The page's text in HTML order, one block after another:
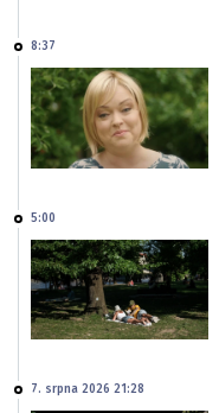
8:37
5:00
7. srpna 2026 21:28